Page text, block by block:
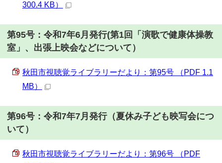
300.4 KB）
第95号：令和7年6月発行(第1回「演歌で健康体操教
室」、出張上映会などについて）
秋田市視聴覚ライブラリーだより：第95号 （PDF 1.1
MB）
第96号：令和7年7月発行（夏休み子ども映写会につ
いて）
秋田市視聴覚ライブラリーだより：第96号 （PDF